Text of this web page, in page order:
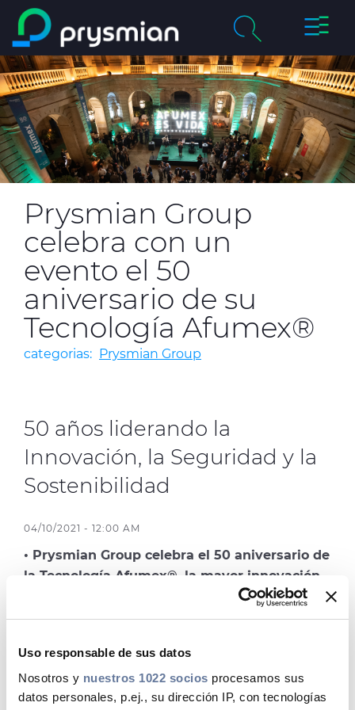
Uso responsable de sus datos
Nosotros y nuestros 1022 socios procesamos sus
datos personales, p.ej., su dirección IP, con tecnologías
Saltar al contenido
principal
Buscar
Compañía chevron_right
Mercados chevron_right
Centro de Productos
Catálogos Online
Certificados de Calidad
Proyectos
Sostenibilidad
Contáctanos
CABLEAPP PRY CABLEAPP GC
DISCOVER ENERGY
Prysmian Group
celebra con un
evento el 50
aniversario de su
Tecnología Afumex®
categorias: Prysmian Group
50 años liderando la
Innovación, la Seguridad y la
Sostenibilidad
04/10/2021 - 12:00 AM
• Prysmian Group celebra el 50 aniversario de
la Tecnología Afumex®, la mayor innovación
en cables de baja tensión de las últimas 5
décadas.
• Tuvo lugar una mesa redonda de expertos
para debatir las estrategias en la lucha
contra el cambio climático y las necesarias